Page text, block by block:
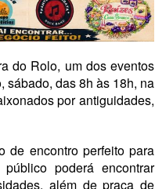
do Rolo, um dos eventos
sábado, das 8h às 18h, na
por antiguidades,
de encontro perfeito para
poderá encontrar
além de praça de